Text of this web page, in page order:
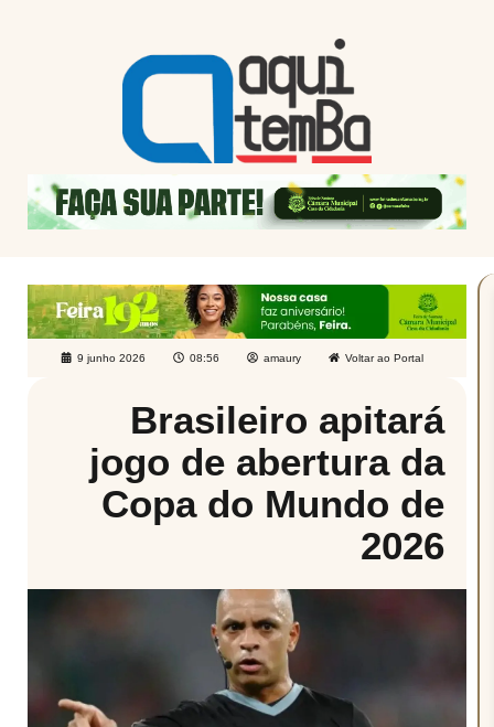
9 junho 2026 08:56 amaury Voltar ao Portal
Brasileiro apitará
jogo de abertura da
Copa do Mundo de
2026